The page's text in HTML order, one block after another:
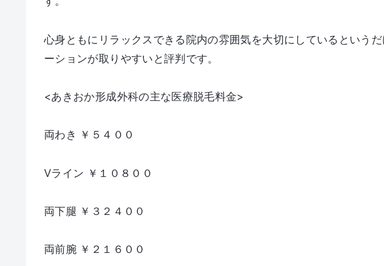
心身ともにリラックスできる院内の雰囲気を大切にしているという
ーションが取りやすいと評判です。
<あきおか形成外科の主な医療脱毛料金>
両わき ￥５４００
Vライン ￥１０８００
両下腿 ￥３２４００
両前腕 ￥２１６００